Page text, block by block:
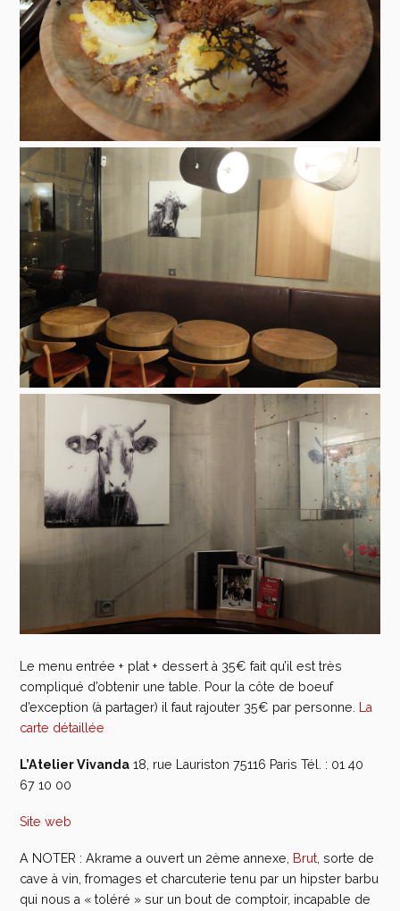
Le menu entrée + plat + dessert à 35€ fait qu’il est très
compliqué d’obtenir une table. Pour la côte de boeuf
d’exception (à partager) il faut rajouter 35€ par personne.
La
carte détaillée
L’Atelier Vivanda 18, rue Lauriston 75116 Paris Tél. : 01 40
67 10 00
Site web
A NOTER : Akrame a ouvert un 2ème annexe, Brut , sorte de
cave à vin, fromages et charcuterie tenu par un hipster barbu
qui nous a « toléré » sur un bout de comptoir, incapable de